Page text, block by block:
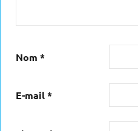
Nom *
E-mail*